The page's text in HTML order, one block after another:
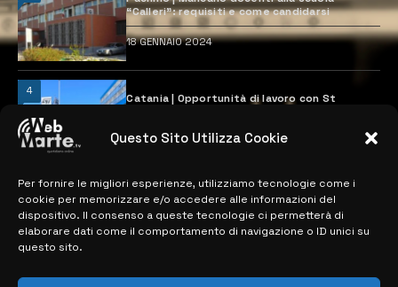
Questo Sito Utilizza Cookie
Per fornire le migliori esperienze, utilizziamo tecnologie come i
cookie per memorizzare e/o accedere alle informazioni del
dispositivo. Il consenso a queste tecnologie ci permetterà di
elaborare dati come il comportamento di navigazione o ID unici su
questo sito.
“Calleri”: requisiti e come candidarsi
18 GENNAIO 2024
4
Catania | Opportunità di lavoro con St
28 MARZO 2024
MAPPA DEL SITO
> NOTIZIE